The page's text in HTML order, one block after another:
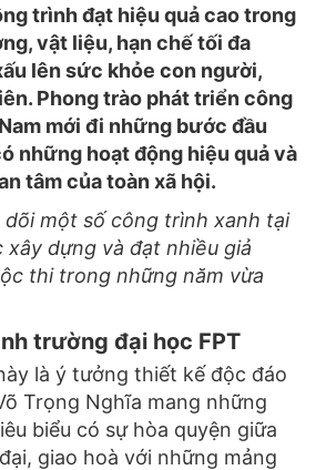
trình đạt hiệu quả cao trong
vật liệu, hạn chế tối đa
lên sức khỏe con người,
Phong trào phát triển công
mới đi những bước đầu
những hoạt động hiệu quả và
tâm của toàn xã hội.
một số công trình xanh tại
xây dựng và đạt nhiều giả
thi trong những năm vừa
trường đại học FPT
là ý tưởng thiết kế độc đáo
Trọng Nghĩa mang những
biểu có sự hòa quyện giữa
giao hoà với những mảng